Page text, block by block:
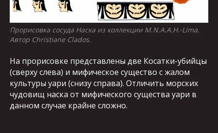
Прорисовка сосуда Наска из коллекции M.N.A.A.H.-Lima.
Автор Christiane Clados.
На прорисовке представлены две Косатки-убийцы
(сверху слева) и мифическое существо с жалом
культуры уари (снизу справа). Отличить морских
чудовищ наска от мифического существа уари в
данном случае крайне сложно.